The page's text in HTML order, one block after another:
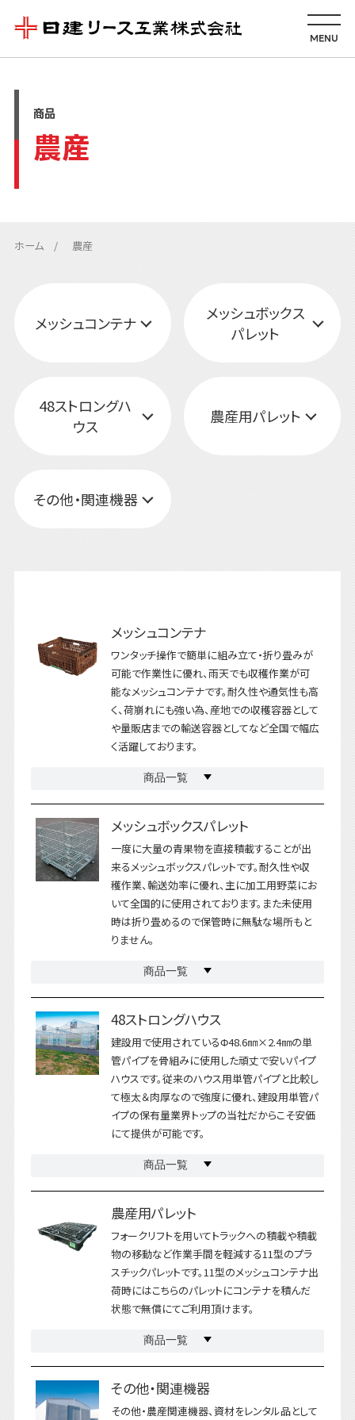
MENU
商品
農産
ホーム 農産
メッシュコンテナ
メッシュボックス
パレット
48ストロングハ
ウス
農産用パレット
その他・関連機器
メッシュコンテナ
ワンタッチ操作で簡単に組み立て・折り畳みが
可能で作業性に優れ、雨天でも収穫作業が可
能なメッシュコンテナです。耐久性や通気性も高
く、荷崩れにも強い為、産地での収穫容器として
や量販店までの輸送容器としてなど全国で幅広
く活躍しております。
商品一覧
メッシュボックスパレット
一度に大量の青果物を直接積載することが出
来るメッシュボックスパレットです。耐久性や収
穫作業、輸送効率に優れ、主に加工用野菜にお
いて全国的に使用されております。また未使用
時は折り畳めるので保管時に無駄な場所もと
りません。
商品一覧
48ストロングハウス
建設用で使用されているΦ48.6㎜×2.4㎜の単
管パイプを骨組みに使用した頑丈で安いパイプ
ハウスです。従来のハウス用単管パイプと比較し
て極太＆肉厚なので強度に優れ、建設用単管パ
イプの保有量業界トップの当社だからこそ安価
にて提供が可能です。
商品一覧
農産用パレット
フォークリフトを用いてトラックへの積載や積載
物の移動など作業手間を軽減する11型のプラ
スチックパレットです。11型のメッシュコンテナ出
荷時にはこちらのパレットにコンテナを積んだ
状態で無償にてご利用頂けます。
商品一覧
その他・関連機器
その他・農産関連機器、資材をレンタル品として